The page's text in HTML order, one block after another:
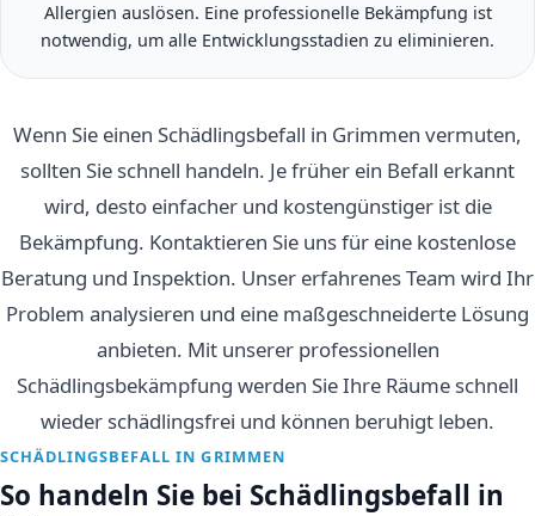
Allergien auslösen. Eine professionelle Bekämpfung ist
notwendig, um alle Entwicklungsstadien zu eliminieren.
Wenn Sie einen Schädlingsbefall in Grimmen vermuten,
sollten Sie schnell handeln. Je früher ein Befall erkannt
wird, desto einfacher und kostengünstiger ist die
Bekämpfung. Kontaktieren Sie uns für eine kostenlose
Beratung und Inspektion. Unser erfahrenes Team wird Ihr
Problem analysieren und eine maßgeschneiderte Lösung
anbieten. Mit unserer professionellen
Schädlingsbekämpfung werden Sie Ihre Räume schnell
wieder schädlingsfrei und können beruhigt leben.
SCHÄDLINGSBEFALL IN GRIMMEN
So handeln Sie bei Schädlingsbefall in